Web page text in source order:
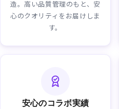
造。高い品質管理のもと、安
心のクオリティをお届けしま
す。
安心のコラボ実績